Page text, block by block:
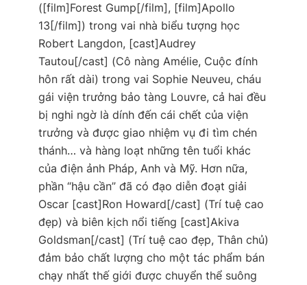
([film]Forest Gump[/film], [film]Apollo
13[/film]) trong vai nhà biểu tượng học
Robert Langdon, [cast]Audrey
Tautou[/cast] (Cô nàng Amélie, Cuộc đính
hôn rất dài) trong vai Sophie Neuveu, cháu
gái viện trưởng bảo tàng Louvre, cả hai đều
bị nghi ngờ là dính đến cái chết của viện
trưởng và được giao nhiệm vụ đi tìm chén
thánh… và hàng loạt những tên tuổi khác
của điện ảnh Pháp, Anh và Mỹ. Hơn nữa,
phần “hậu cần” đã có đạo diễn đoạt giải
Oscar [cast]Ron Howard[/cast] (Trí tuệ cao
đẹp) và biên kịch nổi tiếng [cast]Akiva
Goldsman[/cast] (Trí tuệ cao đẹp, Thân chủ)
đảm bảo chất lượng cho một tác phẩm bán
chạy nhất thế giới được chuyển thể suông